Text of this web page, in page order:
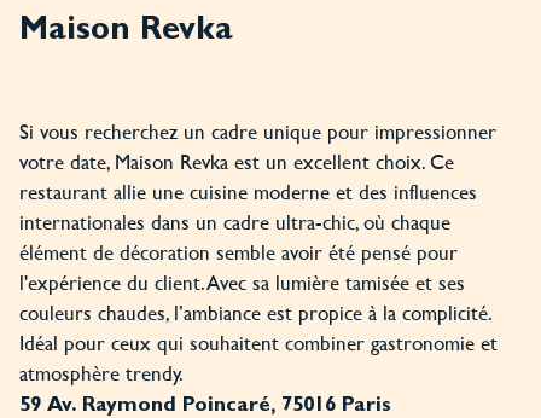
Maison Revka
Si vous recherchez un cadre unique pour impressionner
votre date, Maison Revka est un excellent choix. Ce
restaurant allie une cuisine moderne et des influences
internationales dans un cadre ultra-chic, où chaque
élément de décoration semble avoir été pensé pour
l'expérience du client. Avec sa lumière tamisée et ses
couleurs chaudes, l’ambiance est propice à la complicité.
Idéal pour ceux qui souhaitent combiner gastronomie et
atmosphère trendy.
59 Av. Raymond Poincaré, 75016 Paris